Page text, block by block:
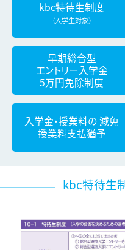
kbc特待生制度
（入学生対象）
早期総合型
エントリー入学金
5万円免除制度
入学金・授業料の減免
授業料支払猶予
kbc特待生